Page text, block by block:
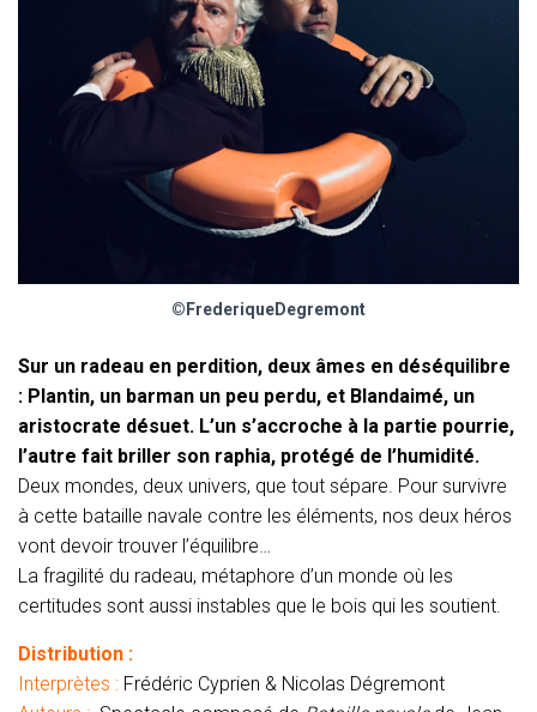
©FrederiqueDegremont
Sur un radeau en perdition, deux âmes en déséquilibre
: Plantin, un barman un peu perdu, et Blandaimé, un
aristocrate désuet. L’un s’accroche à la partie pourrie,
l’autre fait briller son raphia, protégé de l’humidité.
Deux mondes, deux univers, que tout sépare. Pour survivre
à cette bataille navale contre les éléments, nos deux héros
vont devoir trouver l’équilibre…
La fragilité du radeau, métaphore d’un monde où les
certitudes sont aussi instables que le bois qui les soutient.
Distribution :
Interprètes : Frédéric Cyprien & Nicolas Dégremont